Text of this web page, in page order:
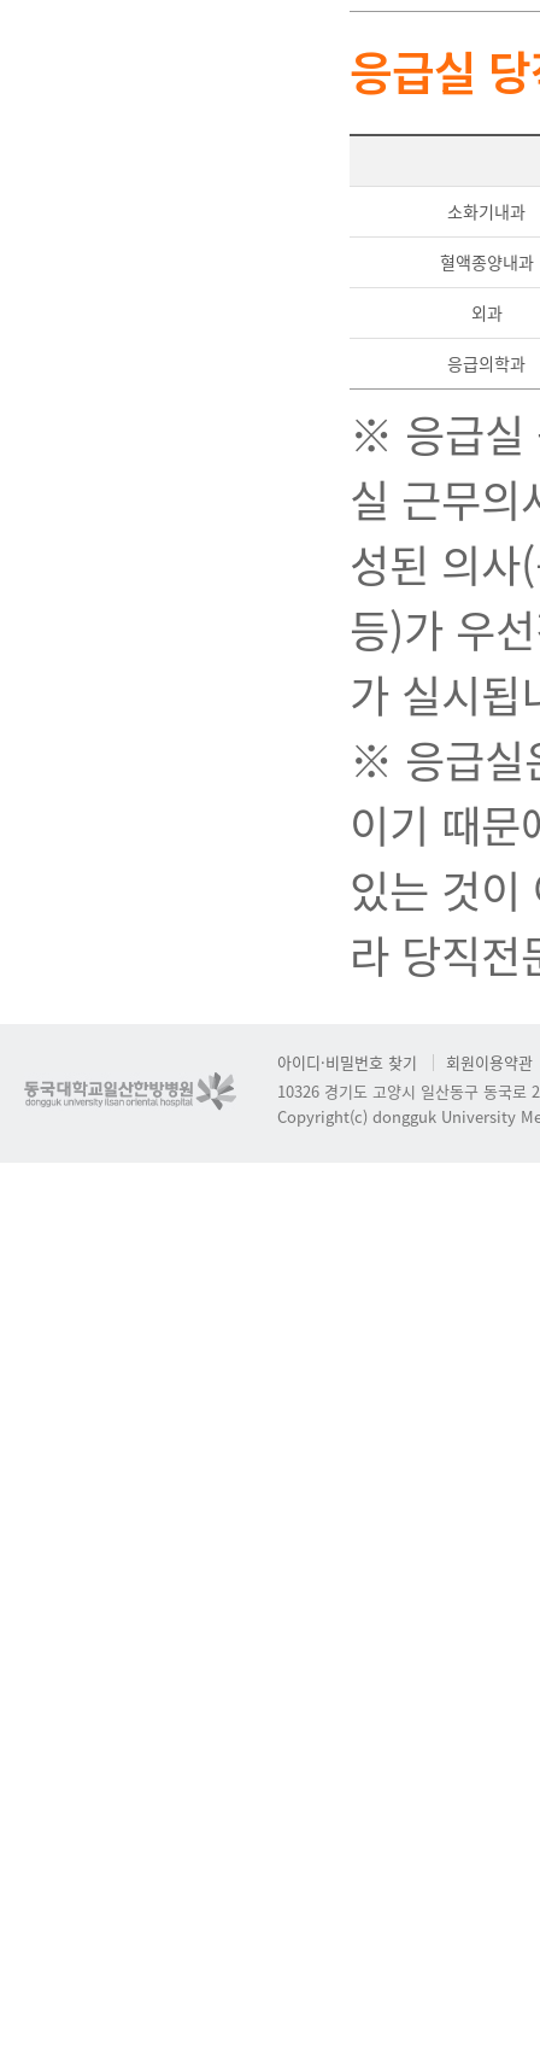
응급실
소화기내과
혈액종양내과
외과
응급의학과
※ 응급실
실 근무의
성된 의사
등)가 우
가 실시됩
※ 응급실
이기 때
있는 것이
라 당직전
아이디·비밀번호 찾기
회원이용약관
10326 경기도 고양시 일산동구 동국로
Copyright(c) dongguk University